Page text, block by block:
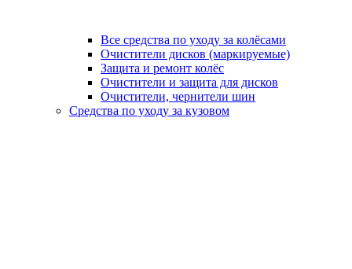
Все средства по уходу за колёсами
Очистители дисков (маркируемые)
Защита и ремонт колёс
Очистители и защита для дисков
Очистители, чернители шин
Средства по уходу за кузовом